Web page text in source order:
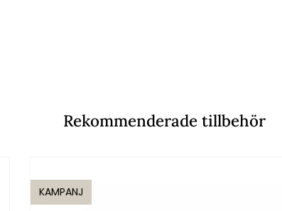
Rekommenderade tillbehör
KAMPANJ